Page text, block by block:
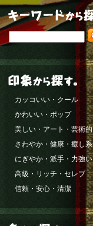
カッコいい・クール
かわいい・ポップ
美しい・アート・芸術的
さわやか・健康・癒し系
にぎやか・派手・力強い
高級・リッチ・セレブ
信頼・安心・清潔